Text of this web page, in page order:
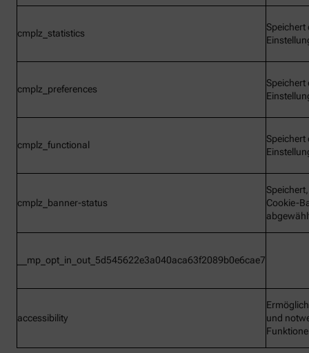
cmplz_statistics
Speichert
cmplz_preferences
Speichert
cmplz_functional
Speichert
cmplz_banner-status
Cookie-
__mp_opt_in_out_5d545622e3a040aca63f2089b0e6cae7
accessibility
und